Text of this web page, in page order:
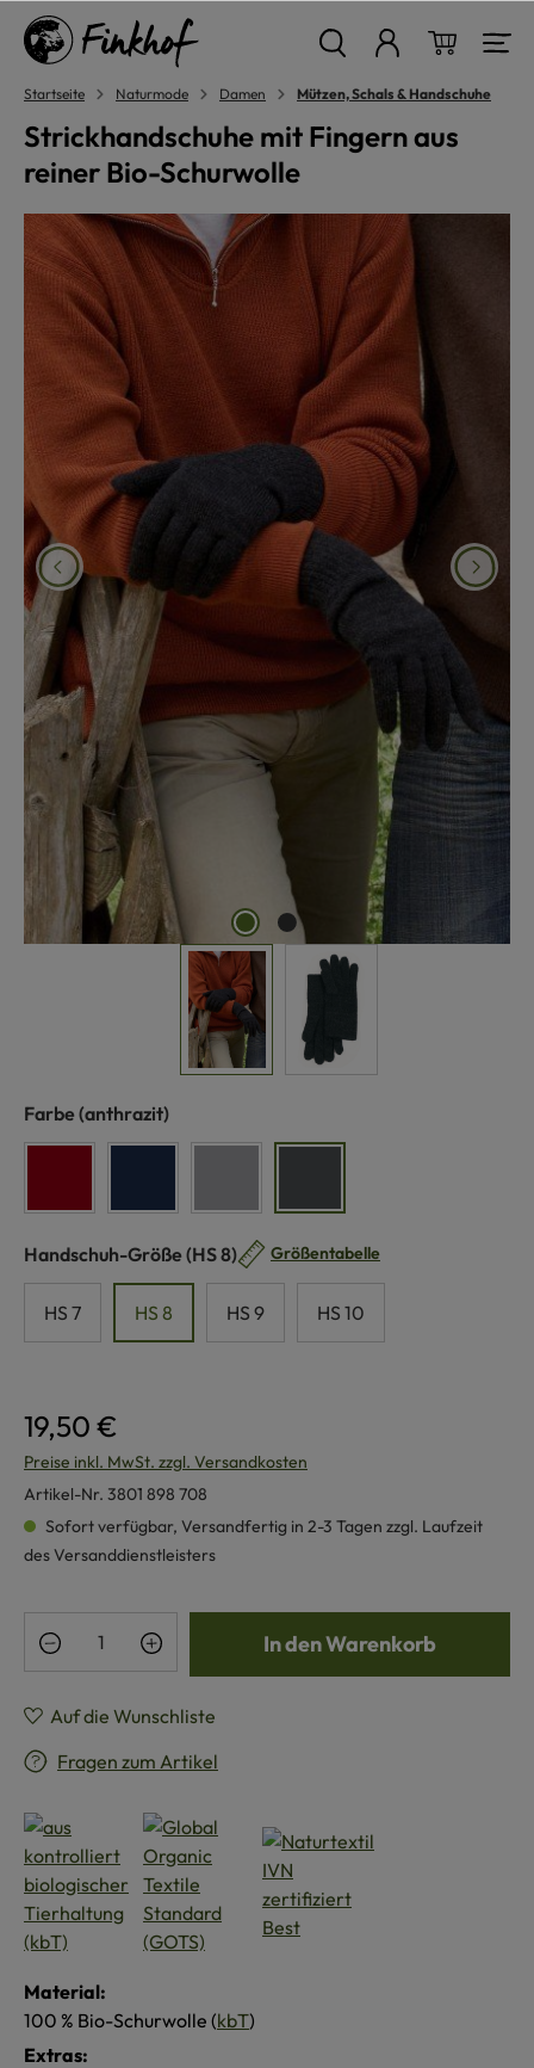
springen
Startseite Naturmode Damen Mützen, Schals & Handschuhe
Strickhandschuhe mit Fingern aus
reiner Bio-Schurwolle
Bildergalerie überspringen
Farbe auswählen
(anthrazit)
Handschuh-Größe auswählen
(HS 8) Größentabelle
HS 7 HS 8 HS 9 HS 10
19,50 €
Preise inkl. MwSt. zzgl. Versandkosten
Artikel-Nr. 3801 898 708
Sofort verfügbar, Versandfertig in 2-3 Tagen zzgl. Laufzeit
des Versanddienstleisters
Produkt Anzahl: Gib den gewünschten
In den Warenkorb
Auf die Wunschliste
Fragen zum Artikel
Material:
100 % Bio-Schurwolle (kbT)
Extras: